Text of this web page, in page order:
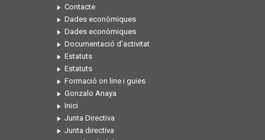
Contacte
Dades econòmiques
Dades econòmiques
Documentació d’activitat
Estatuts
Estatuts
Formació on line i guies
Gonzalo Anaya
Inici
Junta Directiva
Junta directiva